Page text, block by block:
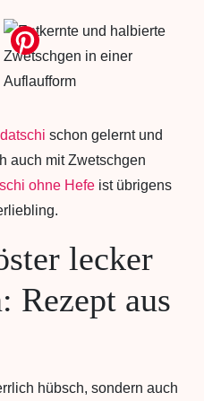
schon gelernt und
auch mit Zwetschgen
ohne Hefe ist übrigens
lecker
Rezept aus
hübsch, sondern auch